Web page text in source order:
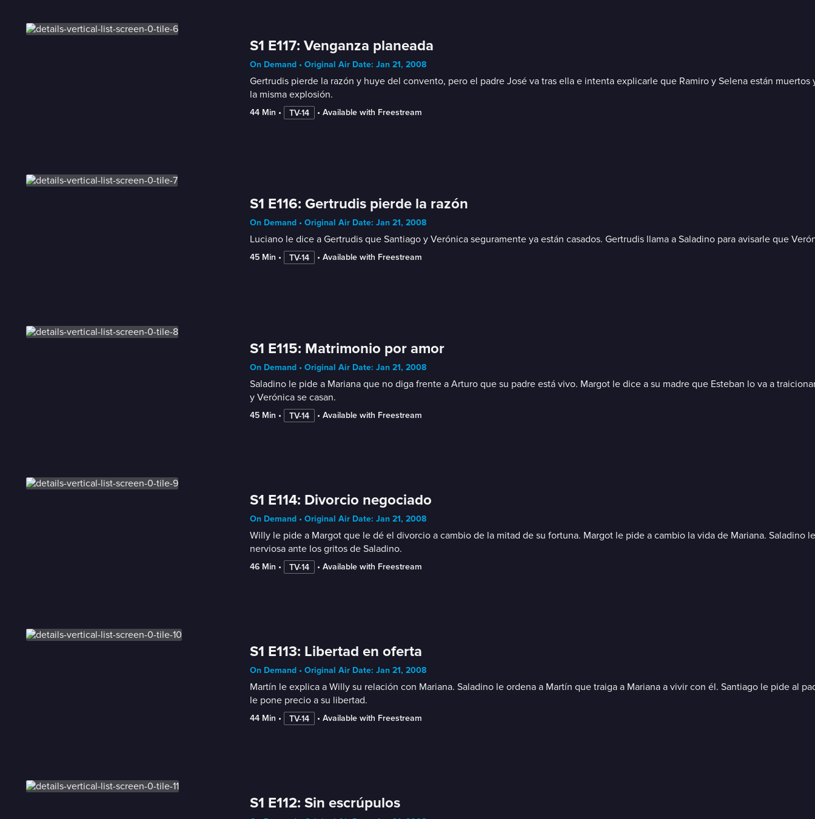
S1 E117: Venganza planeada
On Demand • Original Air Date: Jan 21, 2008
Gertrudis pierde la razón y huye del convento, pero el padre José va tras ella e intenta explicarle que Ramiro y Selena están
la misma explosión.
44 Min • TV-14 • Available with Freestream
S1 E116: Gertrudis pierde la razón
On Demand • Original Air Date: Jan 21, 2008
Luciano le dice a Gertrudis que Santiago y Verónica seguramente ya están casados. Gertrudis llama a Saladino para avisarle que
45 Min • TV-14 • Available with Freestream
S1 E115: Matrimonio por amor
On Demand • Original Air Date: Jan 21, 2008
Saladino le pide a Mariana que no diga frente a Arturo que su padre está vivo. Margot le dice a su madre que Esteban lo va a
y Verónica se casan.
45 Min • TV-14 • Available with Freestream
S1 E114: Divorcio negociado
On Demand • Original Air Date: Jan 21, 2008
Willy le pide a Margot que le dé el divorcio a cambio de la mitad de su fortuna. Margot le pide a cambio la vida de Mariana. Saladino
nerviosa ante los gritos de Saladino.
46 Min • TV-14 • Available with Freestream
S1 E113: Libertad en oferta
On Demand • Original Air Date: Jan 21, 2008
Martín le explica a Willy su relación con Mariana. Saladino le ordena a Martín que traiga a Mariana a vivir con él. Santiago le pide al
le pone precio a su libertad.
44 Min • TV-14 • Available with Freestream
S1 E112: Sin escrúpulos